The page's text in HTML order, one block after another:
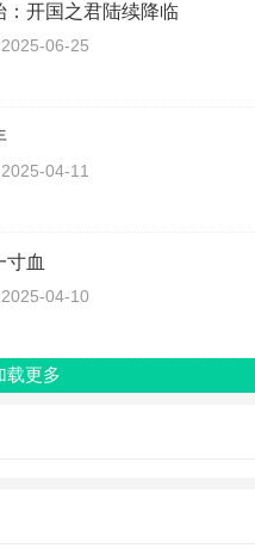
：开国之君陆续降临
2025-06-25
2025-04-11
寸血
2025-04-10
载更多